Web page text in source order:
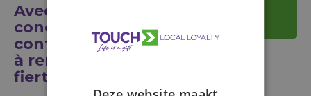
Avec quel
concept
contribuez-vous
à renforcer la
fierté locale ?